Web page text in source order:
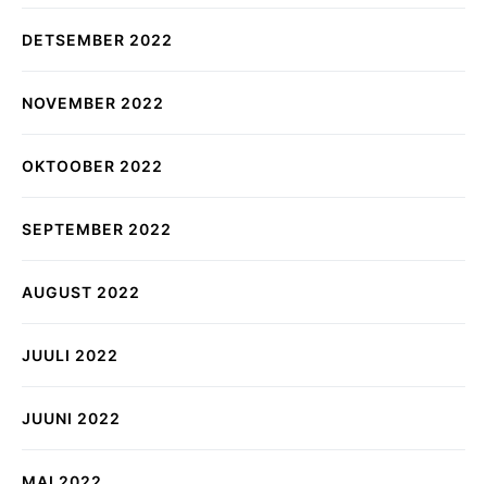
DETSEMBER 2022
NOVEMBER 2022
OKTOOBER 2022
SEPTEMBER 2022
AUGUST 2022
JUULI 2022
JUUNI 2022